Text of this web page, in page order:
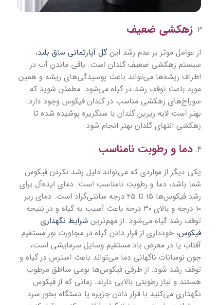
زهکشی ضعیف
از عوامل موثر بر عدم رشد اینگل آپارتمانی ساق بلند،
سیستم زهکشی ضعیف گلدان است. باقی ماندن آب در
اطراف ریشه‌ها می‌تواند باعث پوسیدگی‌های ریشه و همین
مورد باعث توقف رشد در گیاه می‌شود. مطمئن شوید که
سوراخ‌های زهکشی مناسب در گلدان فیکوس وجود دارد.
بهتر است لایه‌ زیرین گلدان با سنگزیزه پوشیده شده تا
زهکشی انتهای گلدان بهتر انجام شود.
دما و رطوبت نامناسب
یکی دیگر از مواردی که می‌تواند دلیل رشد نکردن فیکوس
شما باشد، دما و رطوبت نامناسب است. دمای ایده‌آل برای
رشد فیکوس‌ها ۱۵ تا ۲۵ درجه سانتی‌گراد است. دمای زیر
۱۰ درجه و بالای ۳۰ درجه باعث آسیب به گیاه و در نتیجه
توقف رشد گیاه می‌شود. از مهم‌ترین شرایط نگهداری
فیکوس، خودداری از قرار دادن گیاه در مجاورت نور مستقیم
آفتاب یا در معرض باد مستقیم وسایل سرمایشی است،
چون نوسانات ناگهانی دما می‌تواند باعث استرس در گیاه و
توقف رشد شود. از طرفی فیکوس‌ها بومی مناطق مرطوب
هستند و نیاز رطوبتی بالایی دارند‌‌. زمانی‌ که از فیکوس
نگهداری می‌کنید با قرار دادن جزیره یا دستگاه بخور سرد